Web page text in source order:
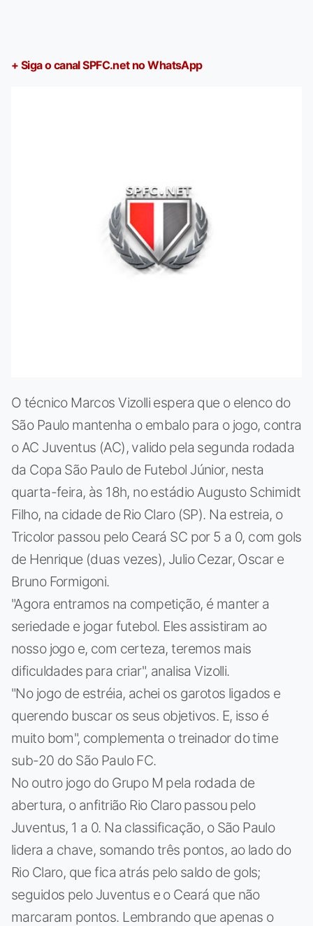
+ Siga o canal SPFC.net no WhatsApp
O técnico Marcos Vizolli espera que o elenco do
São Paulo mantenha o embalo para o jogo, contra
o AC Juventus (AC), valido pela segunda rodada
da Copa São Paulo de Futebol Júnior, nesta
quarta-feira, às 18h, no estádio Augusto Schimidt
Filho, na cidade de Rio Claro (SP). Na estreia, o
Tricolor passou pelo Ceará SC por 5 a 0, com gols
de Henrique (duas vezes), Julio Cezar, Oscar e
Bruno Formigoni.
"Agora entramos na competição, é manter a
seriedade e jogar futebol. Eles assistiram ao
nosso jogo e, com certeza, teremos mais
dificuldades para criar", analisa Vizolli.
"No jogo de estréia, achei os garotos ligados e
querendo buscar os seus objetivos. E, isso é
muito bom", complementa o treinador do time
sub-20 do São Paulo FC.
No outro jogo do Grupo M pela rodada de
abertura, o anfitrião Rio Claro passou pelo
Juventus, 1 a 0. Na classificação, o São Paulo
lidera a chave, somando três pontos, ao lado do
Rio Claro, que fica atrás pelo saldo de gols;
seguidos pelo Juventus e o Ceará que não
marcaram pontos. Lembrando que apenas o